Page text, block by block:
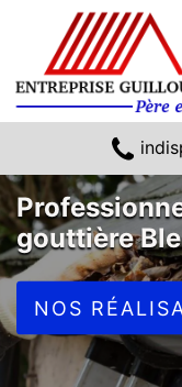
gouttière
NOS